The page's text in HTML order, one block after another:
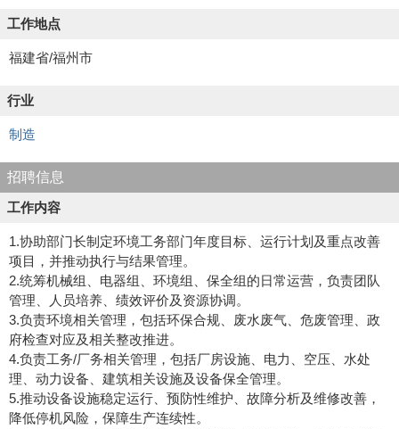
工作地点
福建省/福州市
行业
制造
招聘信息
工作内容
1.协助部门长制定环境工务部门年度目标、运行计划及重点改善
项目，并推动执行与结果管理。
2.统筹机械组、电器组、环境组、保全组的日常运营，负责团队
管理、人员培养、绩效评价及资源协调。
3.负责环境相关管理，包括环保合规、废水废气、危废管理、政
府检查对应及相关整改推进。
4.负责工务/厂务相关管理，包括厂房设施、电力、空压、水处
理、动力设备、建筑相关设施及设备保全管理。
5.推动设备设施稳定运行、预防性维护、故障分析及维修改善，
降低停机风险，保障生产连续性。